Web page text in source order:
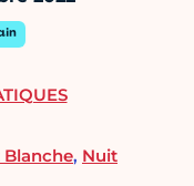
Blanche, Nuit